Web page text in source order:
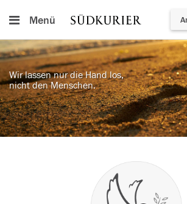
Menü
Wir lassen nur die Hand los,
nicht den Menschen.